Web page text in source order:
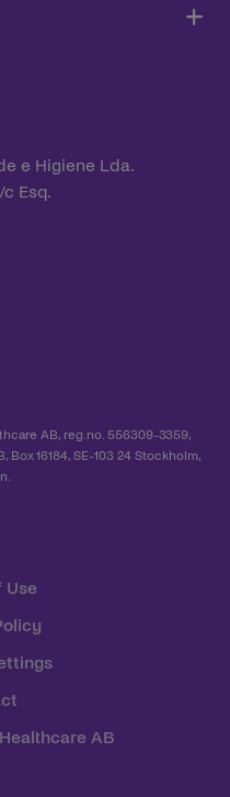
e Higiene Lda.
Esq.
AB, reg.no. 556309-3359,
16184, SE-103 24 Stockholm,
Use
AB